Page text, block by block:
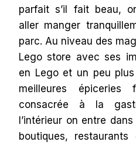
parfait s’il fait beau,
aller manger
parc. Au niveau des
Lego store avec ses
en Lego et un peu
meilleures
consacrée à la
l’intérieur on entre
boutiques, restaurants